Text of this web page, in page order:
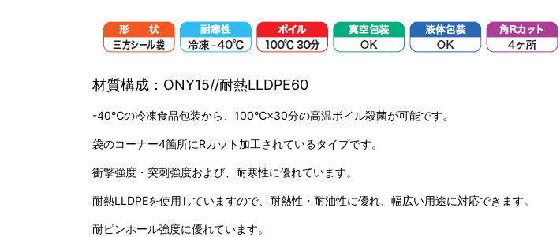
材質構成：ONY15//耐熱LLDPE60
-40℃の冷凍食品包装から、100℃×30分の高温ボイル殺菌が可能です。
袋のコーナー4箇所にRカット加工されているタイプです。
衝撃強度・突刺強度および、耐寒性に優れています。
耐熱LLDPEを使用していますので、耐熱性・耐油性に優れ、幅広い用途に対応できます。
耐ピンホール強度に優れています。